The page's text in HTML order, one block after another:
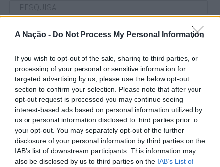
A Nação - Do Not Process My Personal Information
If you wish to opt-out of the sale, sharing to third parties, or
processing of your personal or sensitive information for
targeted advertising by us, please use the below opt-out
section to confirm your selection. Please note that after your
opt-out request is processed you may continue seeing
interest-based ads based on personal information utilized by
us or personal information disclosed to third parties prior to
your opt-out. You may separately opt-out of the further
disclosure of your personal information by third parties on the
IAB’s list of downstream participants. This information may
also be disclosed by us to third parties on the IAB’s List of
ARTIGOS RECENTES
com vitória do francês Luca Van Assche
Castelo Branco: “Bienal Internacional de Artes e Ofícios”
promete afirmar artesanato, património e inovação como
“motores de desenvolvimento económico e cultural” do
município português
Covilhã: Especialista aponta investimento estrangeiro e
valorização imobiliária como motores do crescimento da
Beira Interior